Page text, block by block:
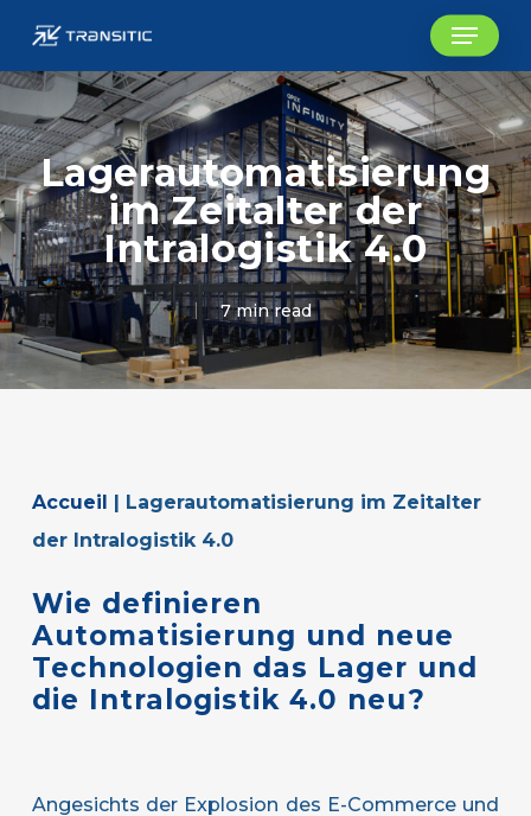
main
content
Menu
Lagerautomatisierung
im Zeitalter der
Intralogistik 4.0
7 min read
Accueil | Lagerautomatisierung im Zeitalter
der Intralogistik 4.0
Wie definieren
Automatisierung und neue
Technologien das Lager und
die Intralogistik 4.0 neu?
Angesichts der Explosion des E-Commerce und